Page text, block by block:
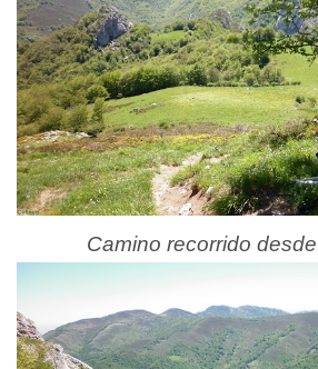
Camino recorrido